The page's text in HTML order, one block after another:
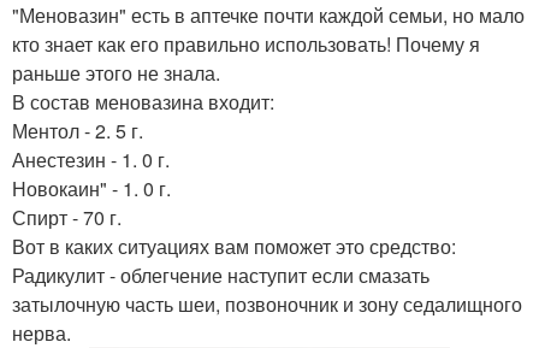
"Меновазин" есть в аптечке почти каждой семьи, но мало
кто знает как его правильно использовать! Почему я
раньше этого не знала.
В состав меновазина входит:
Ментол - 2. 5 г.
Анестезин - 1. 0 г.
Новокаин" - 1. 0 г.
Спирт - 70 г.
Вот в каких ситуациях вам поможет это средство:
Радикулит - облегчение наступит если смазать
затылочную часть шеи, позвоночник и зону седалищного
нерва.